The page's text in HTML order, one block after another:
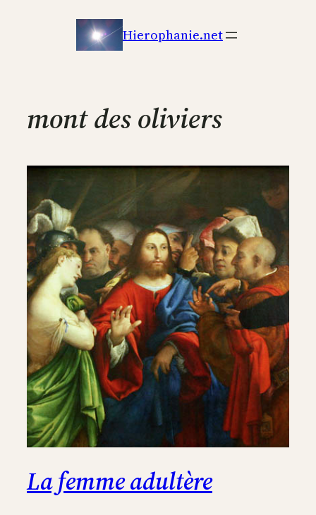
Hierophanie.net
mont des oliviers
La femme adultère